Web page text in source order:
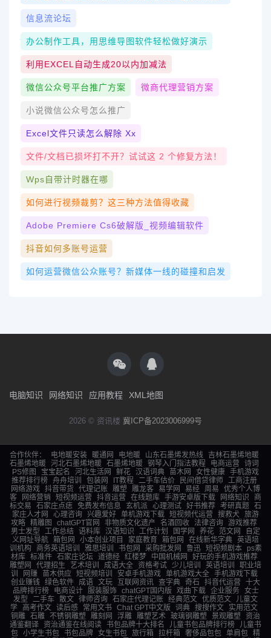
信息流论坛
办公制作工具，用思维导图软件轻松做好演示
利用EXCEL自动生成20以内加减法
微信公众号平台推广方案 微商代理营销方案
小说微信公众号怎么推广
Excel文件只读怎么解除 Xx
文件/文档已损坏打不开？试试这 2 个修复方法！
Wps自带计时器在哪
如何进行视频裁剪？这三种方法值得收藏
Adobe Premiere Cs6破解版_视频编辑软件
抖音如何多账号运营
如何运营微信公众账号？新媒体一线的碰撞和启发
电脑知识 网络知识 应用教程 XML地图
2026 © 资讯楼 冀ICP备2023006999号
合作伙伴： 电地暖安装 暖通网 电地暖 山东石墨烯发热线
吉林石墨烯地暖
石墨烯地暖
河北石墨烯地暖 石墨烯地暖 钢琴入门指法教程 电商运营
诗词
PS修图
宝宝起名 河北生活网 鲜花 汉语词典 苗木网 女性健康 手机游戏
推荐排行榜
舟舟培训 包装网 IT教程 二手车估价 民间借贷律师
工商注册
网络游戏 抖音带货 代理记账 雕塑 雕龙客 易学网 易经 周易
优秀个人博
客
网络营销 短视频运营 抖音运营 在线题库 手游安卓版下载 网络知识
商
标交易
石家庄点痣 免费发布信息 玄机派 心理测试 好书推荐 考研真题 石
家庄人才网
心理咨询 兴趣爱好 单机游戏下载 短视频代运营 搜救犬 旅游
攻略 精雕图 chatGPT官网 非物质文化遗产 名酒回收 法律咨询 游戏推荐
男士发型
工作总结 语料库 汉语知识 工作计划 国学网 养花 范文网
自定
义网址导航 箱包网 小本创业项目 家庭教育 箱包网 在线新华字典 英语培
训机构
商务英语培训 雅思培训 书包网 采购批发网 鲁迅 短视频剧本
ps素
材库
标准件 石家庄论坛 道德经 红楼梦 中国机械网
好玩的手机游戏推荐
雕塑网
代理招生 艺术培训 成语大全 资格考试 少儿培训 英语培训
职业培
训
网赚 苗木供应 短视频培训 安卓手机游戏 单机游戏大全
手机游戏下载
创业赚钱
绿色软件 成语 文玩 互联网资讯 查字典 奇石 抖音代运营 十大
品牌排行榜
电商设计 服装服饰 chatGPT国内版 戏曲下载 企业服务
女士
发型
二手车 散文 律师咨询 石家庄代理记账 经典范文 优质范文
儿童文
学 高考作文 读后感 常用文书 Chat GPT中文版 词典 搜搜作文
实用范文
铜雕 石雕 不锈钢雕塑 雕刻网 浮雕 雕塑艺术 玻璃钢雕塑 景观雕塑
资治
通鉴翻译
资治通鉴在线阅读 书包品牌十大排名 儿童书包品牌排行榜
儿童书
包 小学生书包 书包品牌 女生书包 旅行箱 拉杆箱 奢侈品包包 单肩包 精